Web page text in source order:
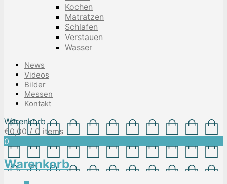
Kochen
Matratzen
Schlafen
Verstauen
Wasser
News
Videos
Bilder
Messen
Kontakt
Warenkorb
€0,00 / 0 items
0
Warenkorb